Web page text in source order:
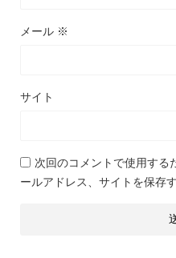
メール ※
サイト
次回のコメントで使用する
ールアドレス、サイトを保存す